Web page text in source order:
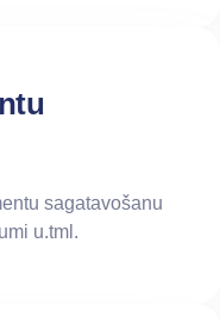
sagatavošanu
u.tml.